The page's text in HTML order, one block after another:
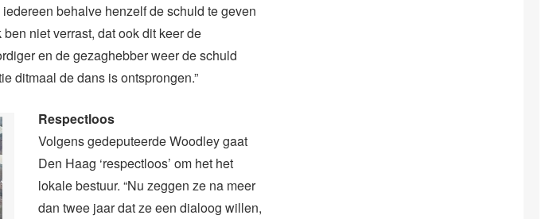
behalve henzelf de schuld te geven
niet verrast, dat ook dit keer de
en de gezaghebber weer de schuld
ditmaal de dans is ontsprongen.”
Respectloos
Volgens gedeputeerde Woodley gaat
Den Haag ‘respectloos’ om het het
lokale bestuur. “Nu zeggen ze na meer
dan twee jaar dat ze een dialoog willen,